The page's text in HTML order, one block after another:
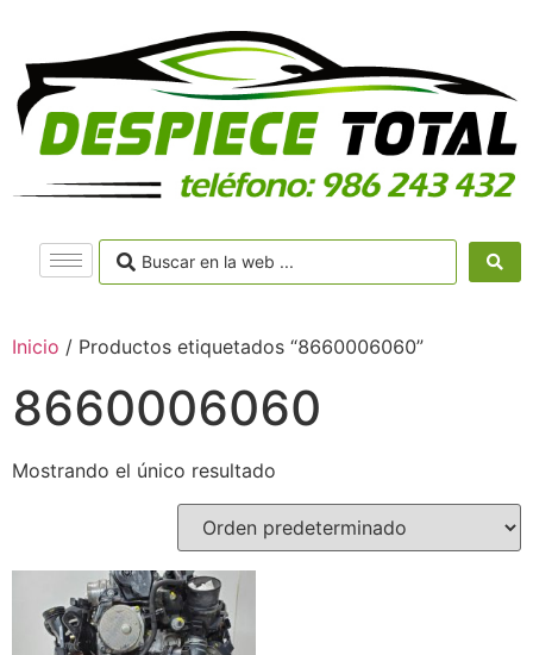
Inicio / Productos etiquetados “8660006060”
8660006060
Mostrando el único resultado